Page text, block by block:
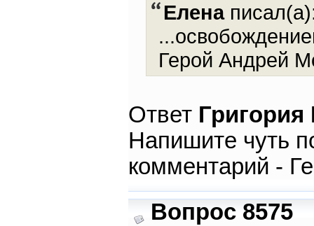
Елена
Герой Андрей
Ответ
Напишите чуть
комментарий -
Вопрос 8575